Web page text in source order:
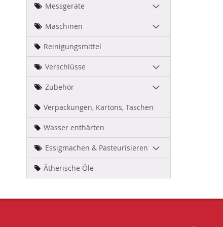
Messgeräte
Maschinen
Reinigungsmittel
Verschlüsse
Zubehör
Verpackungen, Kartons, Taschen
Wasser enthärten
Essigmachen & Pasteurisieren
Ätherische Öle